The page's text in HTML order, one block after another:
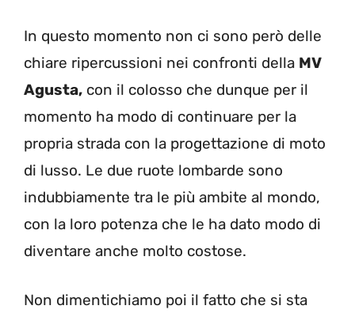
In questo momento non ci sono però delle
chiare ripercussioni nei confronti della MV
Agusta, con il colosso che dunque per il
momento ha modo di continuare per la
propria strada con la progettazione di moto
di lusso. Le due ruote lombarde sono
indubbiamente tra le più ambite al mondo,
con la loro potenza che le ha dato modo di
diventare anche molto costose.
Non dimentichiamo poi il fatto che si sta